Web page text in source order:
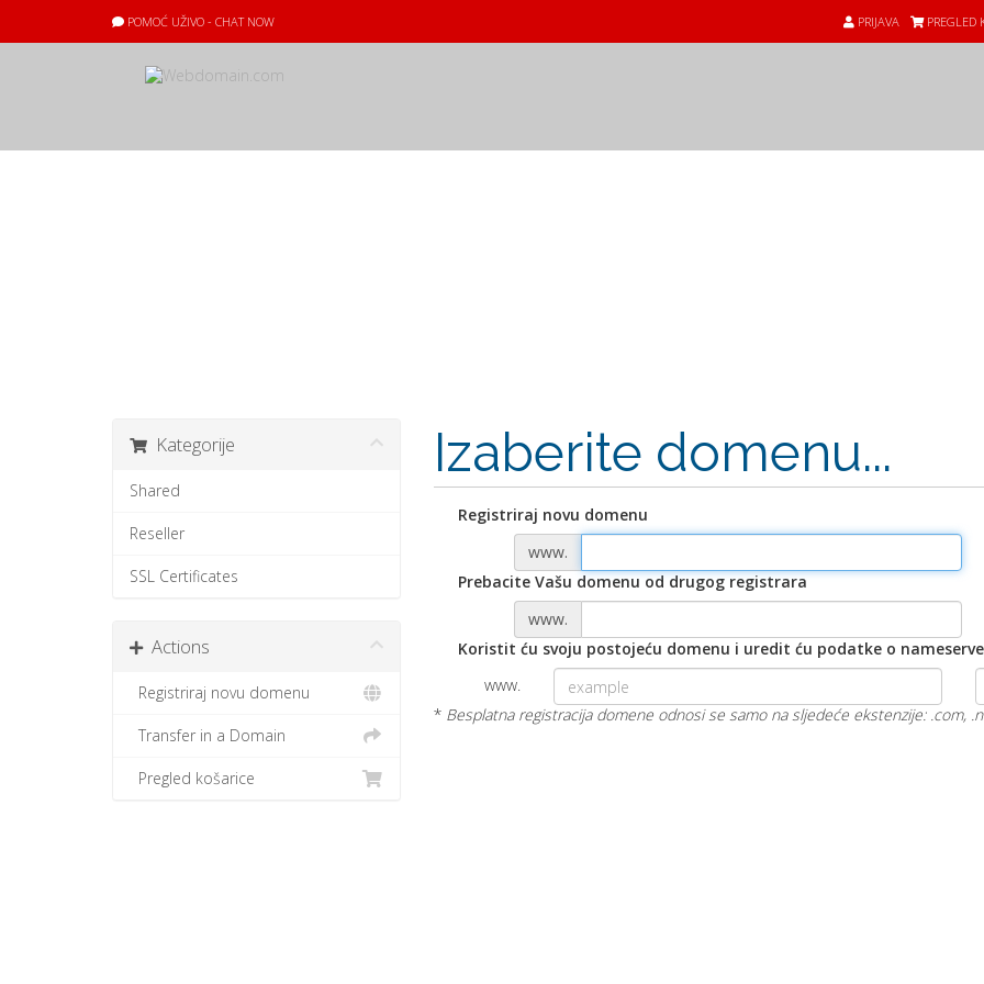
POMOĆ UŽIVO - CHAT NOW PRIJAVA PREGLED
Izaberite domenu...
Kategorije
Shared
Reseller
SSL Certificates
Actions
Registriraj novu domenu
Transfer in a Domain
Pregled košarice
Registriraj novu domenu
www.
Prebacite Vašu domenu od drugog registrara
www.
Koristit ću svoju postojeću domenu i uredit ću podatke o
www.
* Besplatna registracija domene odnosi se samo na sljedeće ekstenzije: .com,